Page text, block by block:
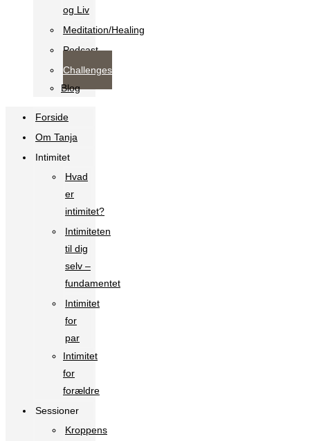
og Liv
Meditation/Healing
Podcast
Challenges
Blog
Forside
Om Tanja
Intimitet
Hvad
er
intimitet?
Intimiteten
til dig
selv –
fundamentet
Intimitet
for
par
Intimitet
for
forældre
Sessioner
Kroppens